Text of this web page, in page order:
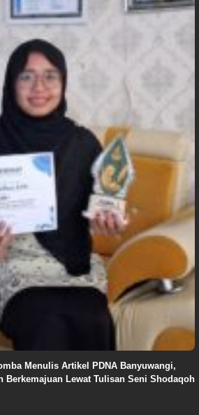
Menulis Artikel PDNA Banyuwangi,
Berkemajuan Lewat Tulisan Seni Shodaqoh